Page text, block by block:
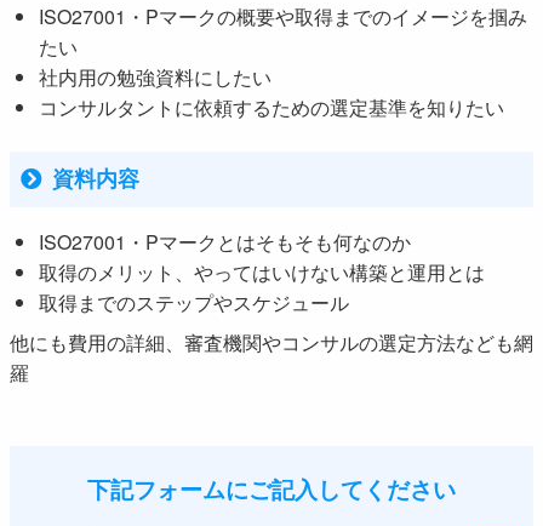
ISO27001・Pマークの概要や取得までのイメージを掴み
たい
社内用の勉強資料にしたい
コンサルタントに依頼するための選定基準を知りたい
資料内容
ISO27001・Pマークとはそもそも何なのか
取得のメリット、やってはいけない構築と運用とは
取得までのステップやスケジュール
他にも費用の詳細、審査機関やコンサルの選定方法なども網
羅
下記フォームにご記入してください